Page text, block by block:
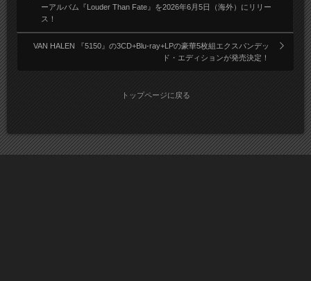
ーアルバム『Louder Than Fate』を2026年6月5日（海外）にリリー
ス！
VAN HALEN 『5150』の3CD+Blu-ray+LPの豪華5枚組エクスパンデッ
ド・エディションが発売決定！
トップページに戻る